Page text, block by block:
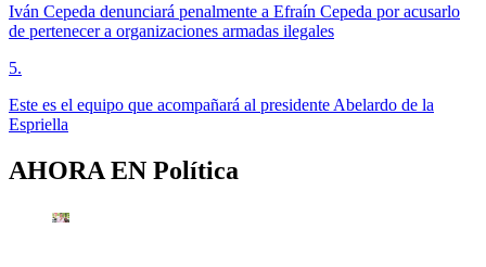
Iván Cepeda denunciará penalmente a Efraín Cepeda por acusarlo
de pertenecer a organizaciones armadas ilegales
5.
Este es el equipo que acompañará al presidente Abelardo de la
Espriella
AHORA EN Política